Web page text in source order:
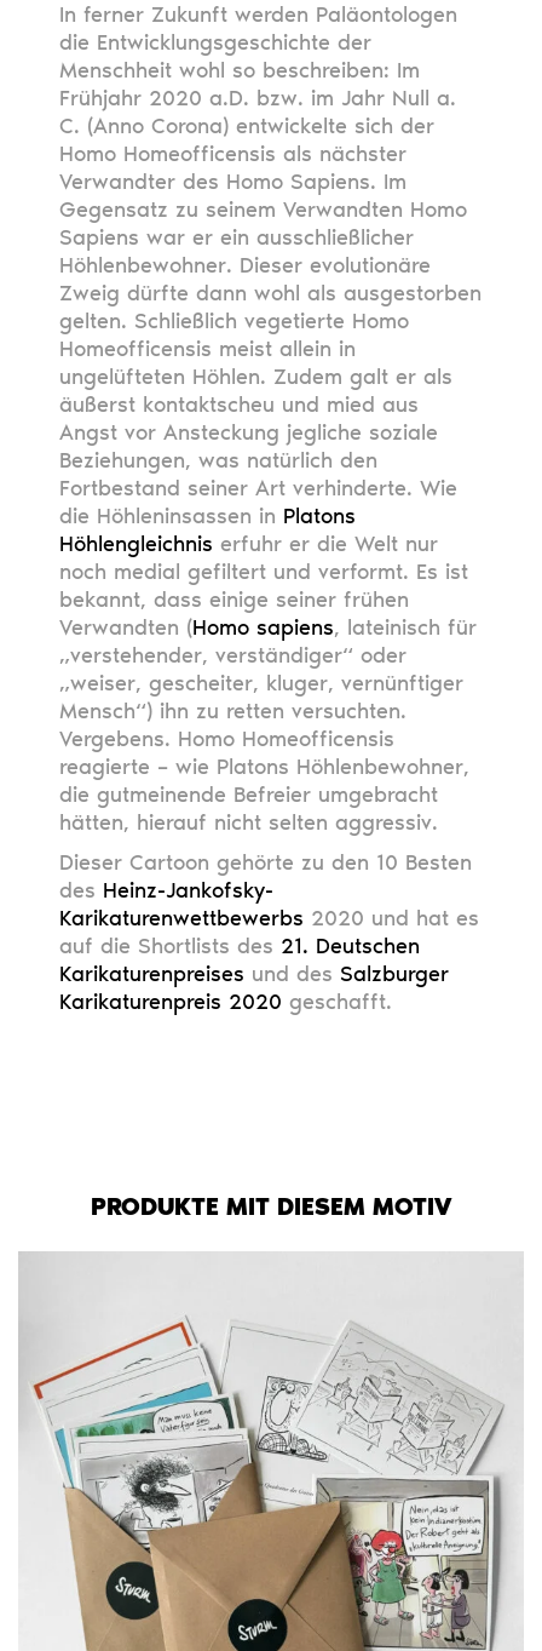
In ferner Zukunft werden Paläontologen
die Entwicklungsgeschichte der
Menschheit wohl so beschreiben: Im
Frühjahr 2020 a.D. bzw. im Jahr Null a.
C. (Anno Corona) entwickelte sich der
Homo Homeofficensis als nächster
Verwandter des Homo Sapiens. Im
Gegensatz zu seinem Verwandten Homo
Sapiens war er ein ausschließlicher
Höhlenbewohner. Dieser evolutionäre
Zweig dürfte dann wohl als ausgestorben
gelten. Schließlich vegetierte Homo
Homeofficensis meist allein in
ungelüfteten Höhlen. Zudem galt er als
äußerst kontaktscheu und mied aus
Angst vor Ansteckung jegliche soziale
Beziehungen, was natürlich den
Fortbestand seiner Art verhinderte. Wie
die Höhleninsassen in Platons
Höhlengleichnis erfuhr er die Welt nur
noch medial gefiltert und verformt. Es ist
bekannt, dass einige seiner frühen
Verwandten (Homo sapiens, lateinisch für
„verstehender, verständiger“ oder
„weiser, gescheiter, kluger, vernünftiger
Mensch“) ihn zu retten versuchten.
Vergebens. Homo Homeofficensis
reagierte – wie Platons Höhlenbewohner,
die gutmeinende Befreier umgebracht
hätten, hierauf nicht selten aggressiv.
Dieser Cartoon gehörte zu den 10 Besten
des Heinz-Jankofsky-
Karikaturenwettbewerbs 2020 und hat es
auf die Shortlists des 21. Deutschen
Karikaturenpreises und des Salzburger
Karikaturenpreis 2020 geschafft.
PRODUKTE MIT DIESEM MOTIV